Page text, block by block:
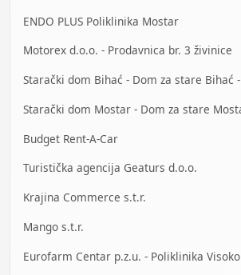
ENDO PLUS Poliklinika Mostar
Motorex d.o.o. - Prodavnica br. 3 živinice
Budget Rent-A-Car
Turistička agencija Geaturs d.o.o.
Krajina Commerce s.t.r.
Mango s.t.r.
Eurofarm Centar p.z.u. - Poliklinika Visoko